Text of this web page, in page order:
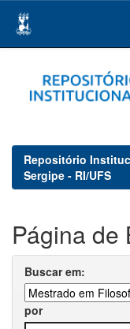
navigation
Repositório
Sergipe - RI/UFS
Página de
Buscar em:
por